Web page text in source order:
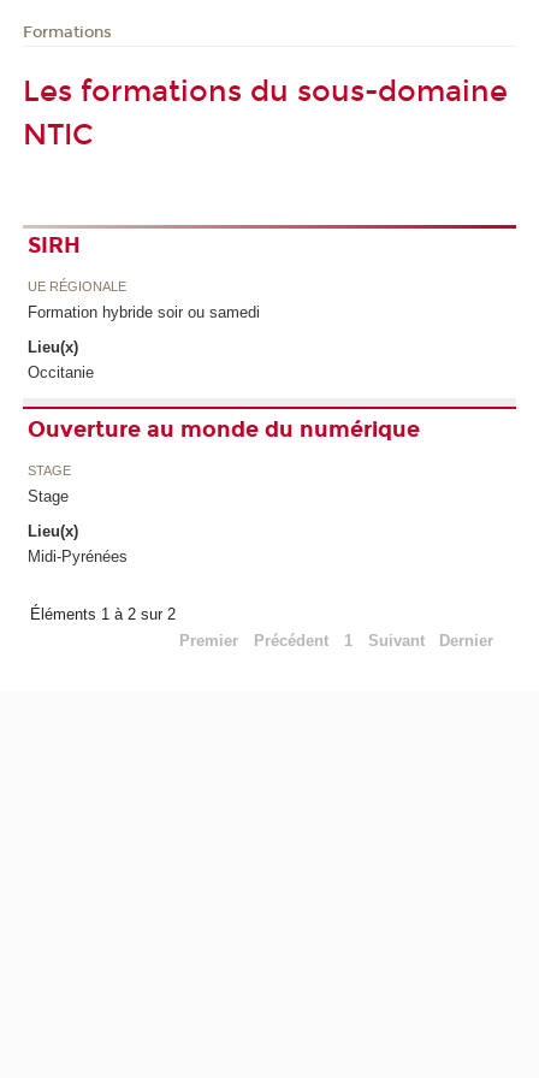
Formations
Les formations du sous-domaine
NTIC
SIRH
UE RÉGIONALE
Formation hybride soir ou samedi
Lieu(x)
Occitanie
Ouverture au monde du numérique
STAGE
Stage
Lieu(x)
Midi-Pyrénées
Éléments 1 à 2 sur 2
Premier
Précédent 1 Suivant Dernier